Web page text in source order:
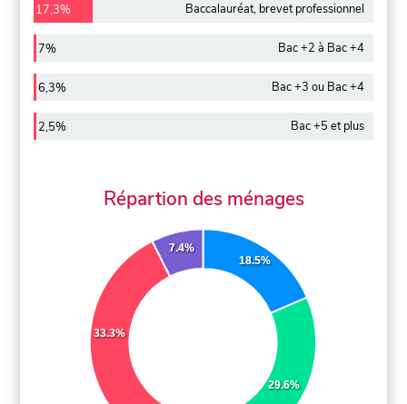
17,3% Baccalauréat, brevet professionnel
7% Bac +2 à Bac +4
6,3% Bac +3 ou Bac +4
2,5% Bac +5 et plus
Répartion des ménages
18.5%
29.6%
33.3%
7.4%